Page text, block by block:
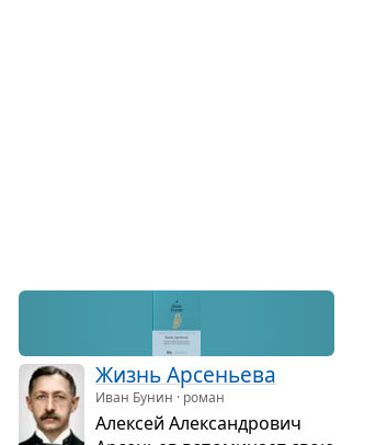
Жизнь Арсе­ньева
Иван Бунин · роман
Алек­сей Алек­сан­дро­вич